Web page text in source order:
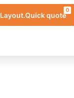
Layout.Quick quote
0